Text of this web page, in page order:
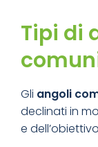
Tipi di
Gli angoli
declinati in
e